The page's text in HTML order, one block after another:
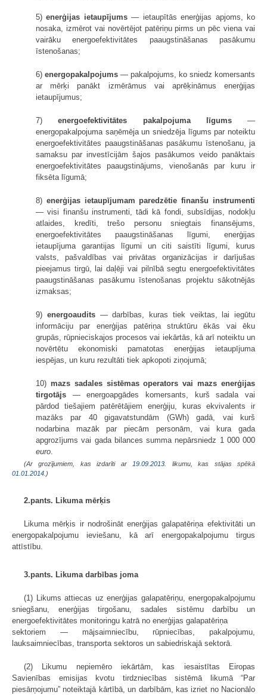
5)enerģijas ietaupījums— ietaupītās enerģijas apjoms, ko
nosaka, izmērot vai novērtējot patēriņu pirms un pēc viena vai
vairāku energoefektivitātes paaugstināšanas pasākumu
īstenošanas;
6) energopakalpojums — pakalpojums, ko sniedz komersants
ar mērķi panākt izmērāmus vai aprēķināmus enerģijas
ietaupījumus;
7)energoefektivitātes pakalpojuma līgums—
energopakalpojuma saņēmēja un sniedzēja līgums par noteiktu
energoefektivitātes paaugstināšanas pasākumu īstenošanu, ja
samaksu par investīcijām šajos pasākumos veido panāktais
energoefektivitātes paaugstinājums, vienošanās par kuru ir
fiksēta līgumā;
8) enerģijas ietaupījumam paredzētie finanšu instrumenti
— visi finanšu instrumenti, tādi kā fondi, subsīdijas, nodokļu
atlaides, kredīti, trešo personu sniegtais finansējums,
energoefektivitātes paaugstināšanas līgumi, enerģijas
ietaupījuma garantijas līgumi un citi saistīti līgumi, kurus
valsts, pašvaldības vai privātas organizācijas ir darījušas
pieejamus tirgū, lai daļēji vai pilnībā segtu energoefektivitātes
paaugstināšanas pasākumu īstenošanas projektu sākotnējās
izmaksas;
9) energoaudits— darbības, kuras tiek veiktas, lai iegūtu
informāciju par enerģijas patēriņa struktūru ēkās vai ēku
grupās, rūpnieciskajos procesos vai iekārtās, kā arī noteiktu un
novērtētu ekonomiski pamatotas enerģijas ietaupījuma
iespējas, un kuru rezultāti tiek apkopoti ziņojumā;
10) mazs sadales sistēmas operators vai mazs enerģijas
tirgotājs — energoapgādes komersants, kurš sadala vai
pārdod tiešajiem patērētājiem enerģiju, kuras ekvivalents ir
mazāks par 40 gigavatstundām (GWh) gadā, vai kurš
nodarbina mazāk par piecām personām, vai kura gada
apgrozījums vai gada bilances summa nepārsniedz 1 000 000
euro
(Ar grozījumiem, kas izdarīti ar 19.09.2013 . likumu, kas stājas spēkā
01.01.2014. )
2.pants. Likuma mērķis
Likuma mērķis ir nodrošināt enerģijas galapatēriņa efektivitāti un
energopakalpojumu ieviešanu, kā arī energopakalpojumu tirgus
attīstību.
3.pants. Likuma darbības joma
(1) Likums attiecas uz enerģijas galapatēriņu, energopakalpojumu
sniegšanu, enerģijas tirgošanu, sadales sistēmu darbību un
energoefektivitātes monitoringu katrā no enerģijas galapatēriņa
sektoriem — mājsaimniecību, rūpniecības, pakalpojumu,
lauksaimniecības, transporta sektoros un sabiedriskajā sektorā.
(2) Likumu nepiemēro iekārtām, kas iesaistītas Eiropas
Savienības emisijas kvotu tirdzniecības sistēmā likumā “Par
piesārņojumu” noteiktajā kārtībā, un darbībām, kas izriet no Nacionālo